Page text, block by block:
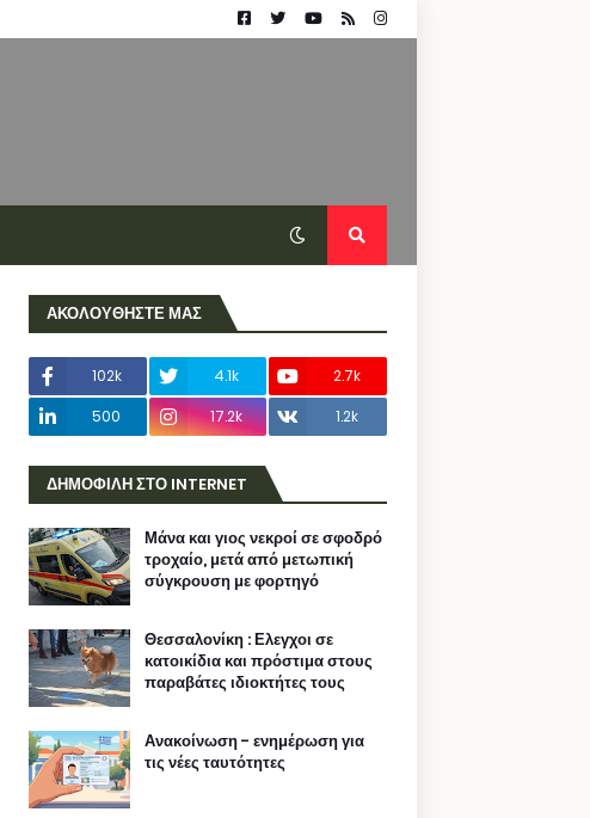
ΑΚΟΛΟΥΘΗΣΤΕ ΜΑΣ
102k 4.1k
2.7k
500
17.2k 1.2k
ΔΗΜΟΦΙΛΗ ΣΤΟ INTERNET
Μάνα και γιος νεκροί σε σφοδρό
τροχαίο, μετά από μετωπική
σύγκρουση με φορτηγό
Θεσσαλονίκη : Ελεγχοι σε
κατοικίδια και πρόστιμα στους
παραβάτες ιδιοκτήτες τους
Ανακοίνωση - ενημέρωση για
τις νέες ταυτότητες